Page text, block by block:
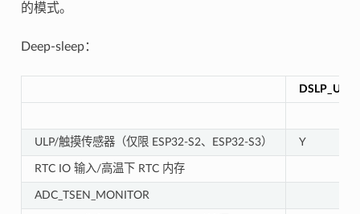
的模式。
Deep-sleep：
ULP/触摸传感器（仅限 ESP32-S2、ESP32-S3） Y
RTC IO 输入/高温下 RTC 内存
ADC_TSEN_MONITOR